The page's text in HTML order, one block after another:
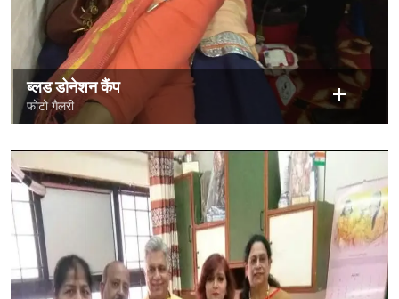
ब्लड डोनेशन कैंप
फोटो गैलरी